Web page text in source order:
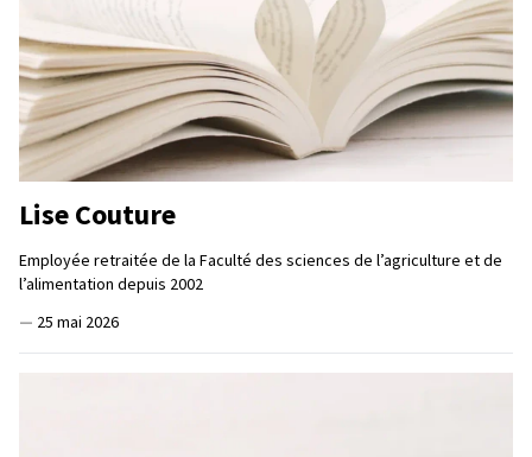
Lise Couture
Employée retraitée de la Faculté des sciences de l’agriculture et de
l’alimentation depuis 2002
— 25 mai 2026